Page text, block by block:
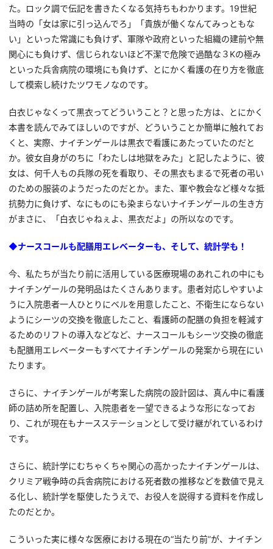
た。ロック調で伝記を書きたくなる気持ちもわかります。19世紀
当時の「女は家に引っ込んでろ」「貴族が働くなんてみっともな
い」といった常識にも負けず、軍隊や政府といった組織の建前や無
関心にも負けず、信じられないほど不潔で危険で過酷な３Kの極み
といった兵舎病院の環境にも負けず、とにかく看護の在り方を徹底
して模索し続けたツワモノなのです。
白衣じゃなくって黒衣ってどういうこと？と思った方は、とにかく
本書を読んでみてほしいのですが、どういうことか簡単に触れてお
くと、実際、ナイチンゲールは黒衣で看護にあたっていたのだと
か。彼女自身がのちに「わたしは地獄をみた」と記したように、彼
女は、何千人もの兵隊の死を看取り、その黒衣もまるで死者の弔い
のための服装のようだったのだとか。また、軍や教会など様々な抵
抗勢力に負けず、なにものにも染まらないナイチンゲールの生き方
がまさに、「白衣じゃねぇよ、黒衣だよ」の所以なのです。
◆ナースコールも配膳用エレベーターも、そして、統計学も！
今、私たちが当たり前に活用している医療現場のあれこれの中にも
ナイチンゲールの発明品はたくさんあります。患者対応しやすいよ
うに入院患者一人ひとりにベルを用意したこと、不衛生にならない
ようにシーツの交換を徹底したこと、看護師の配膳の負担を軽減す
るためのリフトの導入などなど、ナースコールもシーツ交換の徹底
も配膳用エレベーターもすべてナイチンゲールの発案から現在にい
たります。
さらに、ナイチンゲールが考案した病院の設計図は、真ん中に看護
師の詰め所を配置し、入院患者を一望できるような形になってお
り、これが現在もナースステーションとして受け継がれているわけ
です。
さらに、統計学にむちゃくちゃ関心の高かったナイチンゲールは、
クリミア戦争時の兵舎病院における死者数の推移などを数値で見え
る化し、統計学を駆使したうえで、お役人を説得する資料を作成し
たのだとか。
こういった実に様々な医療における現在の“当たり前”が、ナイチン